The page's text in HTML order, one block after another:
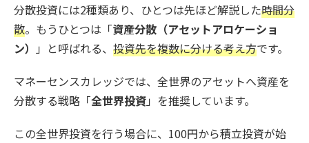
分散投資には2種類あり、ひとつは先ほど解説した時間分
散。もうひとつは「資産分散（アセットアロケーショ
ン）
」と呼ばれる、 投資先を複数に分ける考え方です。
マネーセンスカレッジでは、全世界のアセットへ資産を
分散する戦略「全世界投資」を推奨しています。
この全世界投資を行う場合に、100円から積立投資が始